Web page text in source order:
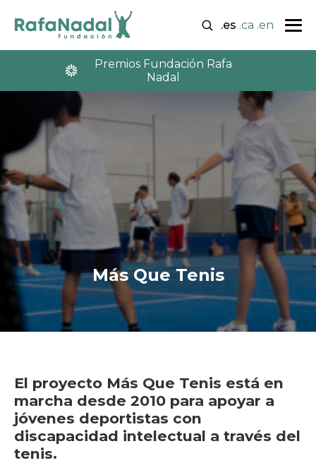
.es .ca .en
Premios Fundación Rafa
Nadal
Más Que Tenis
El proyecto Más Que Tenis está en
marcha desde 2010 para apoyar a
jóvenes deportistas con
discapacidad intelectual a través del
tenis.